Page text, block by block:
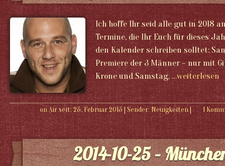
Ich hoffe Ihr seid alle gut in 2018
Termine, die Ihr Euch für dieses
den Kalender schreiben solltet:
Premiere der 3 Männer – nur mit
Krone und Samstag,…weiterlesen
on Air seit: 25. Februar 2015| Sender: Neuigkeiten| 1
2014-10-25 –